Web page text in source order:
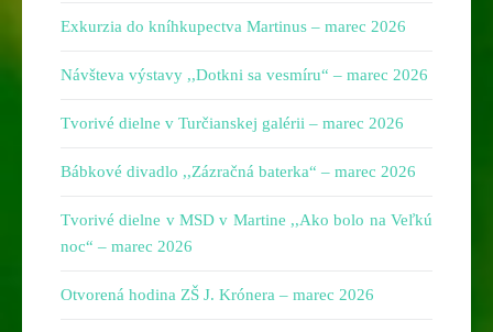
Exkurzia do kníhkupectva Martinus – marec 2026
Návšteva výstavy ,,Dotkni sa vesmíru“ – marec 2026
Tvorivé dielne v Turčianskej galérii – marec 2026
Bábkové divadlo ,,Zázračná baterka“ – marec 2026
Tvorivé dielne v MSD v Martine ,,Ako bolo na Veľkú
noc“ – marec 2026
Otvorená hodina ZŠ J. Krónera – marec 2026